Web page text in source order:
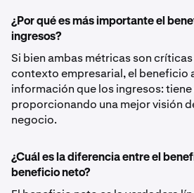
¿Por qué es más importante el
ingresos?
Si bien ambas métricas son
contexto empresarial, el beneficio
información que los ingresos:
proporcionando una mejor visión
negocio.
¿Cuál es la diferencia entre el
beneficio neto?